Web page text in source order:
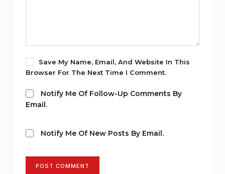
Save My Name, Email, And Website In This
Browser For The Next Time I Comment.
Notify Me Of Follow-Up Comments By
Email.
Notify Me Of New Posts By Email.
POST COMMENT